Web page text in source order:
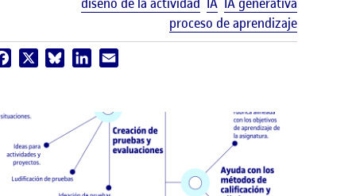
proceso de aprendizaje
Facebook Bluesky LinkedIn